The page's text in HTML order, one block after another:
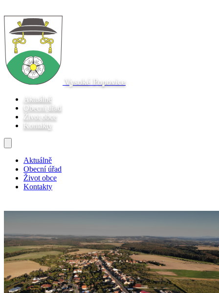
Vysoké Popovice
Aktuálně
Obecní úřad
Život obce
Kontakty
Aktuálně
Obecní úřad
Život obce
Kontakty